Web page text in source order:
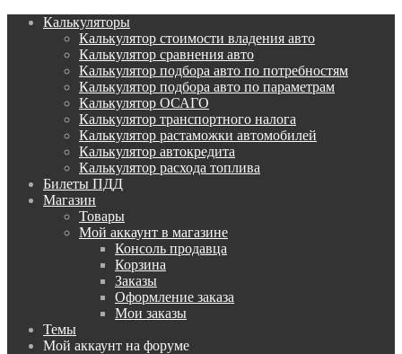
Калькуляторы
Калькулятор стоимости владения авто
Калькулятор сравнения авто
Калькулятор подбора авто по потребностям
Калькулятор подбора авто по параметрам
Калькулятор ОСАГО
Калькулятор транспортного налога
Калькулятор растаможки автомобилей
Калькулятор автокредита
Калькулятор расхода топлива
Билеты ПДД
Магазин
Товары
Мой аккаунт в магазине
Консоль продавца
Корзина
Заказы
Оформление заказа
Мои заказы
Темы
Мой аккаунт на форуме